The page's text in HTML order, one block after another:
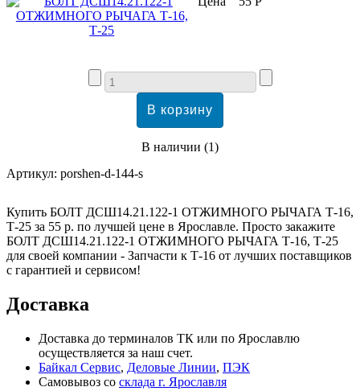
В наличии (1)
Артикул: porshen-d-144-s
Купить БОЛТ ДСШ14.21.122-1 ОТЖИМНОГО РЫЧАГА Т-16,
Т-25 за 55 р. по лучшей цене в Ярославле. Просто закажите
БОЛТ ДСШ14.21.122-1 ОТЖИМНОГО РЫЧАГА Т-16, Т-25
для своей компании - Запчасти к Т-16 от лучших поставщиков
с гарантией и сервисом!
Доставка
Доставка до терминалов ТК или по Ярославлю
осуществляется за наш счет.
Байкал Сервис, Деловые Линии, ПЭК
Самовывоз со склада г. Ярославля